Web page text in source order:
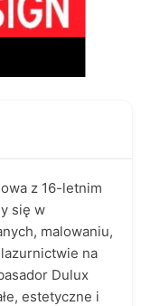
z 16-letnim
się w
malowaniu,
na
Dulux
estetyczne i